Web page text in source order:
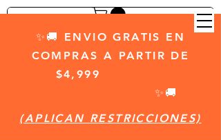
✨🚚 ENVIO GRATIS EN
COMPRAS A PARTIR DE
$4,999
✨🚚
(APLICAN RESTRICCIONES)